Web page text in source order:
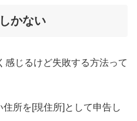
かない
感じるけど失敗する方法って
所を[現住所]として申告し